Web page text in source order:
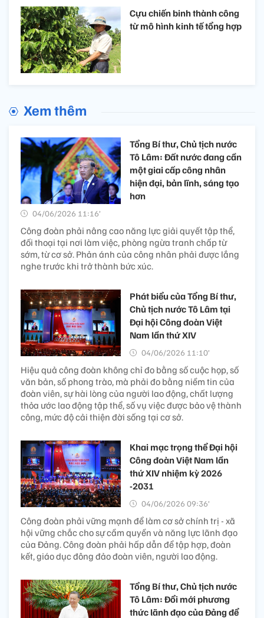
Cựu chiến binh thành công
từ mô hình kinh tế tổng hợp
Xem thêm
Tổng Bí thư, Chủ tịch nước
Tô Lâm: Đất nước đang cần
một giai cấp công nhân
hiện đại, bản lĩnh, sáng tạo
hơn
04/06/2026 11:16’
Công đoàn phải nâng cao năng lực giải quyết tập thể,
đối thoại tại nơi làm việc, phòng ngừa tranh chấp từ
sớm, từ cơ sở. Phản ánh của công nhân phải được lắng
nghe trước khi trở thành bức xúc.
Phát biểu của Tổng Bí thư,
Chủ tịch nước Tô Lâm tại
Đại hội Công đoàn Việt
Nam lần thứ XIV
04/06/2026 11:10’
Hiệu quả công đoàn không chỉ đo bằng số cuộc họp, số
văn bản, số phong trào, mà phải đo bằng niềm tin của
đoàn viên, sự hài lòng của người lao động, chất lượng
thỏa ước lao động tập thể, số vụ việc được bảo vệ thành
công, mức độ cải thiện đời sống tại cơ sở.
Khai mạc trọng thể Đại hội
Công đoàn Việt Nam lần
thứ XIV nhiệm kỳ 2026
-2031
04/06/2026 09:36’
Công đoàn phải vững mạnh để làm cơ sở chính trị - xã
hội vững chắc cho sự cầm quyền và năng lực lãnh đạo
của Đảng. Công đoàn phải hấp dẫn để tập hợp, đoàn
kết, giáo dục đông đảo đoàn viên, người lao động.
Tổng Bí thư, Chủ tịch nước
Tô Lâm: Đổi mới phương
thức lãnh đạo của Đảng để